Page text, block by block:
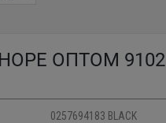
ОПТОМ 9102
0257694183 BLACK